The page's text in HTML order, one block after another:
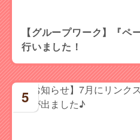
【グループワーク】『ペ
行いました！